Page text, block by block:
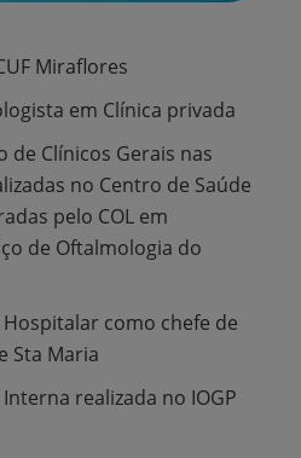
Miraflores
em Clínica privada
de Clínicos Gerais nas
no Centro de Saúde
pelo COL em
de Oftalmologia do
como chefe de
Sta Maria
realizada no IOGP